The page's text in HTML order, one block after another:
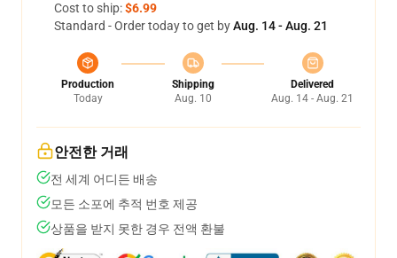
Cost to ship:$6.99
Standard - Order today to get byAug. 14 - Aug. 21
Production
Today
Shipping
Aug. 10
Delivered
Aug. 14 - Aug. 21
안전한 거래
전 세계 어디든 배송
모든 소포에 추적 번호 제공
상품을 받지 못한 경우 전액 환불